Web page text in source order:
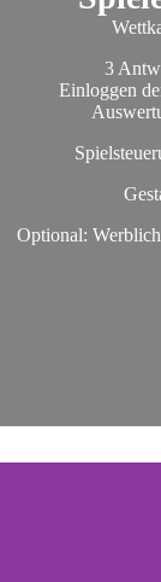
3
Einloggen
Optional: